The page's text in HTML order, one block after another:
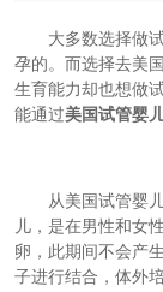
大多数选择做
孕的。而选择去美
生育能力却也想做
能通过美国试管婴
从美国试管婴
儿，是在男性和女
卵，此期间不会产
子进行结合，体外